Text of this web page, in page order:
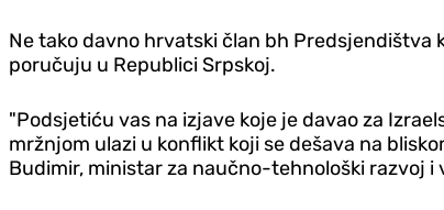
Ne tako davno hrvatski član bh Predsjendištva
poručuju u Republici Srpskoj.
"Podsjetiću vas na izjave koje je davao za
mržnjom ulazi u konflikt koji se dešava na
Budimir, ministar za naučno-tehnološki razvoj i